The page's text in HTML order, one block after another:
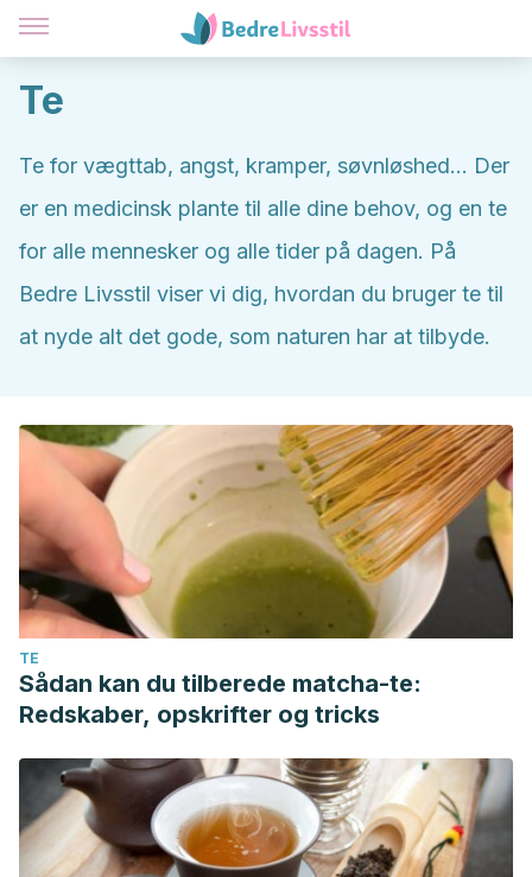
Te
Te for vægttab, angst, kramper, søvnløshed... Der
er en medicinsk plante til alle dine behov, og en te
for alle mennesker og alle tider på dagen. På
Bedre Livsstil viser vi dig, hvordan du bruger te til
at nyde alt det gode, som naturen har at tilbyde.
TE
Sådan kan du tilberede matcha-te:
Redskaber, opskrifter og tricks